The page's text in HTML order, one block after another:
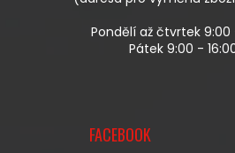
Pondělí až čtvrtek 9:00
Pátek 9:00 -
FACEBOOK